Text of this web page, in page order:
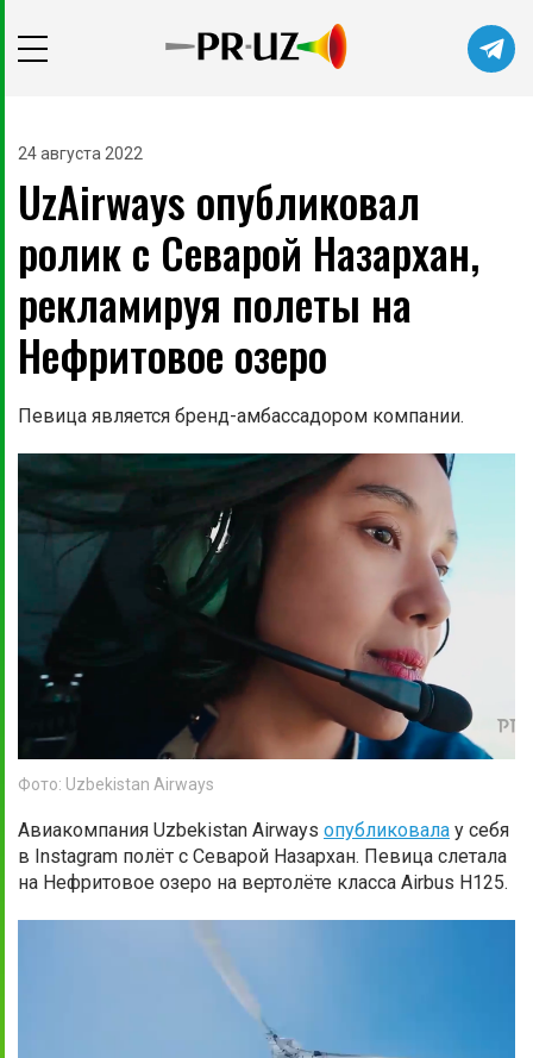
Не сейчас Подписаться
24 августа 2022
UzAirways опубликовал
ролик с Севарой Назархан,
рекламируя полеты на
Нефритовое озеро
Певица является бренд-амбассадором компании.
Фото: Uzbekistan Airways
Авиакомпания Uzbekistan Airways опубликовала у себя
в Instagram полёт с Севарой Назархан. Певица слетала
на Нефритовое озеро на вертолёте класса Airbus H125.